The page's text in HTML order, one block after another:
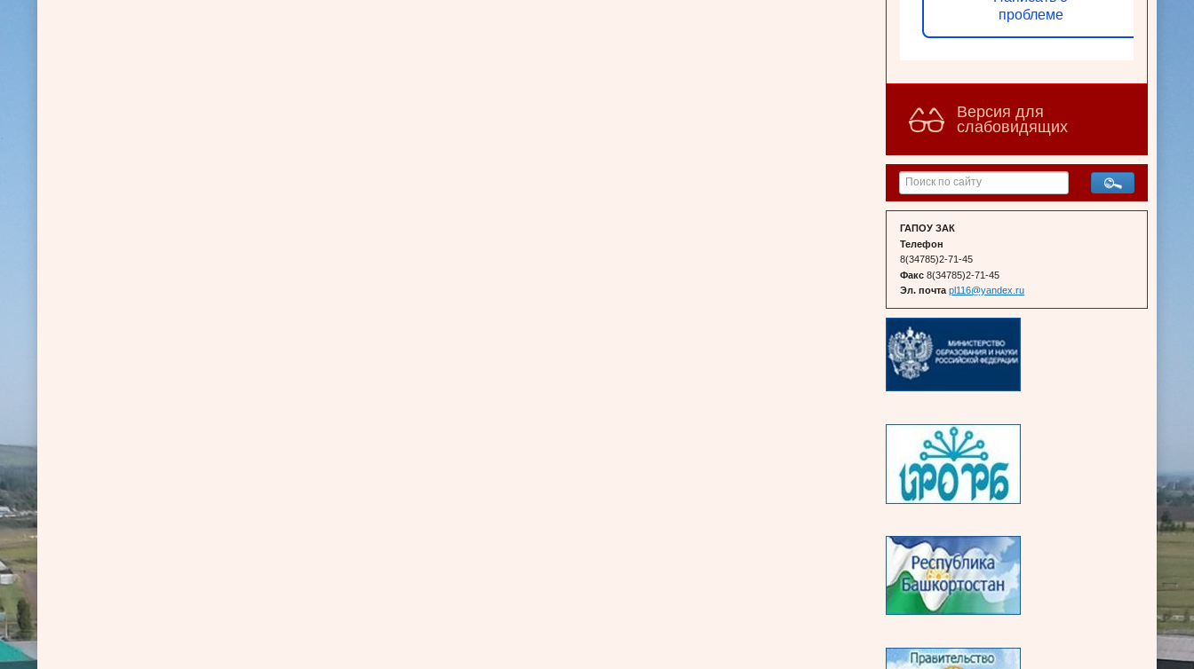
проблеме
Версия для
слабовидящих
ГАПОУ ЗАК
Телефон
8(34785)2-71-45
Факс 8(34785)2-71-45
Эл. почта pl116@yandex.ru